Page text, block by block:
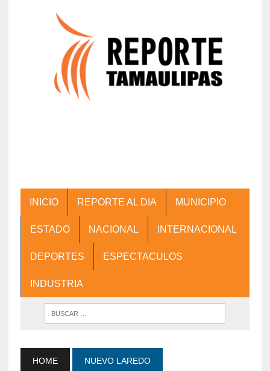
INICIO REPORTE AL DIA MUNICIPIO
ESTADO NACIONAL INTERNACIONAL
DEPORTES ESPECTACULOS
INDUSTRIA
HOME NUEVO LAREDO